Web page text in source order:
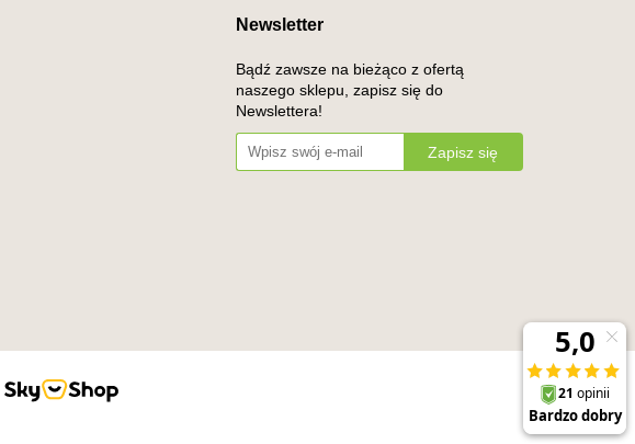
Newsletter
Bądź zawsze na bieżąco z ofertą
naszego sklepu, zapisz się do
Newslettera!